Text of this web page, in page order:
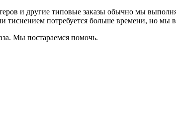
и другие типовые заказы обычно мы
потребуется больше времени, но мы
Мы постараемся помочь.